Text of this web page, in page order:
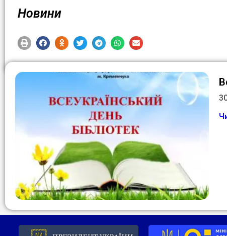
Новини